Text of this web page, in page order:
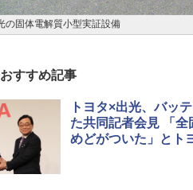
の固体電解質小型実証設備
すすめ記事
トヨタ×出光、バッ
た共同記者会見 「
めどがついた」とト